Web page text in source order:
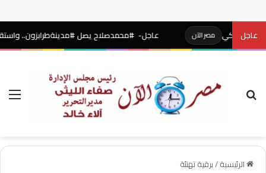
عاجل مصر الآن عاجل- #محمدصلاح يصل #مدينةطرابزون.. واستقبال
بحث عن
الرئيسية/برقية تهنئة